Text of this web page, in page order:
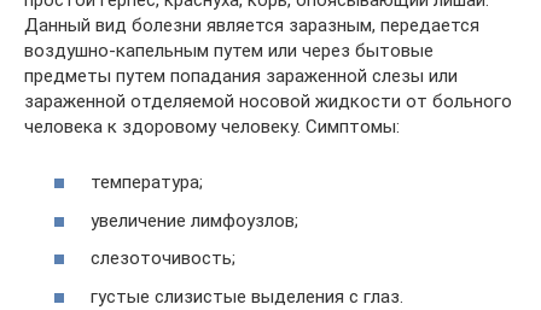
Данный вид болезни является заразным, передается
воздушно-капельным путем или через бытовые
предметы путем попадания зараженной слезы или
зараженной отделяемой носовой жидкости от больного
человека к здоровому человеку. Симптомы:
температура;
увеличение лимфоузлов;
слезоточивость;
густые слизистые выделения с глаз.